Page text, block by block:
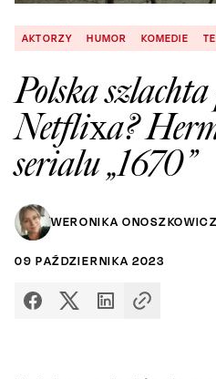
AKTORZY HUMOR KOMEDIE
Polska
Netflixa?
serialu „1670”
WERONIKA
09 PAŹDZIERNIKA 2023